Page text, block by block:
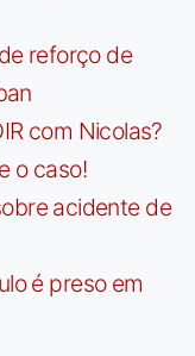
reforço de
com Nicolas?
o caso!
acidente de
é preso em